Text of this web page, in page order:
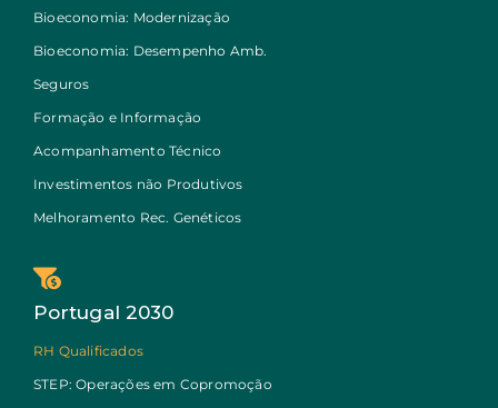
Bioeconomia: Modernização
Bioeconomia: Desempenho Amb.
Seguros
Formação e Informação
Acompanhamento Técnico
Investimentos não Produtivos
Melhoramento Rec. Genéticos
Portugal 2030
RH Qualificados
STEP: Operações em Copromoção